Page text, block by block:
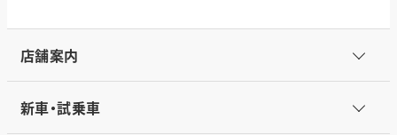
店舗案内
新車・試乗車